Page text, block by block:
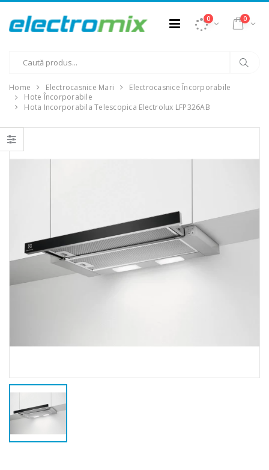
0 0
Home Electrocasnice Mari
Electrocasnice Încorporabile
Hote Încorporabile
Hota Incorporabila Telescopica Electrolux LFP326AB